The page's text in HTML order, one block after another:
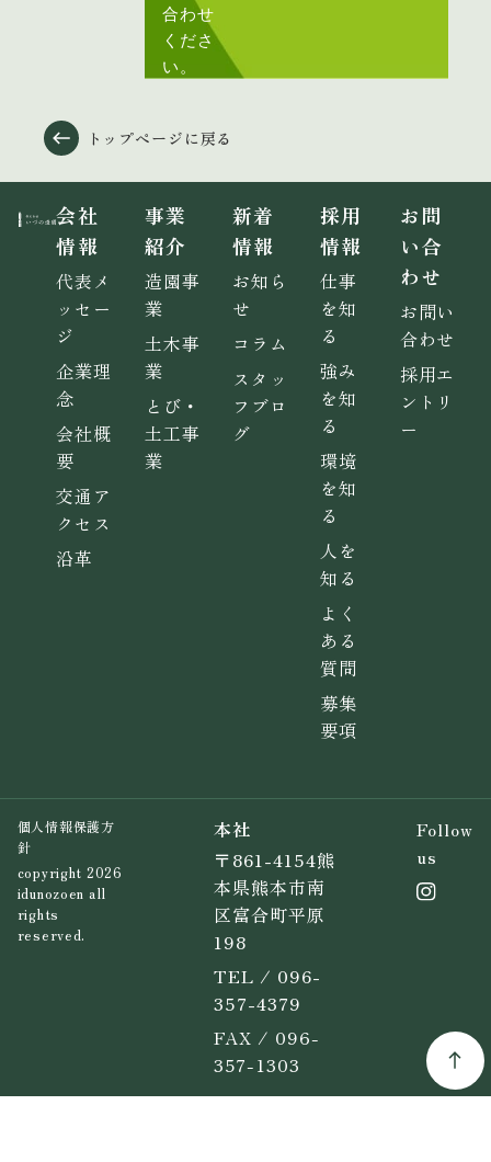
合わせ
くださ
い。
トップページに戻る
会社
情報
代表メ
ッセー
ジ
企業理
念
会社概
要
交通ア
クセス
沿革
事業
紹介
造園事
業
土木事
業
とび・
土工事
業
新着
情報
お知ら
せ
コラム
スタッ
フブロ
グ
採用
情報
仕事
を知
る
強み
を知
る
環境
を知
る
人を
知る
よく
ある
質問
募集
要項
お問
い合
わせ
お問い
合わせ
採用エ
ントリ
ー
個人情報保護方
針
copyright 2026
idunozoen all
rights
reserved.
本社
〒861-4154熊
本県熊本市南
区富合町平原
198
TEL / 096-
357-4379
FAX / 096-
357-1303
Follow
us